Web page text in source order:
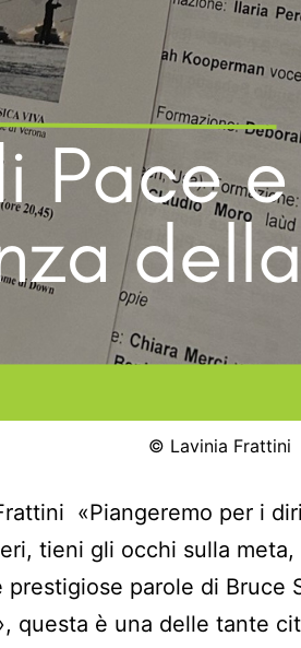
© Lavinia Frattini
«Piangeremo per i
tieni gli occhi sulla meta,
prestigiose parole di Bruce
questa è una delle tante